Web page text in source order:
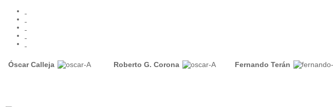
Óscar Calleja Roberto G. Corona Fernando Terán